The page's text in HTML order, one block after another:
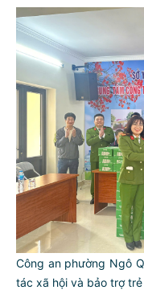
Công an phường Ngô
tác xã hội và bảo trợ